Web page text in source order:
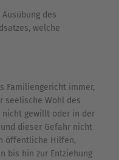
des
welche
Familiengericht immer,
seelische Wohl des
nicht gewillt oder in der
dieser Gefahr nicht
öffentliche Hilfen,
bis hin zur Entziehung